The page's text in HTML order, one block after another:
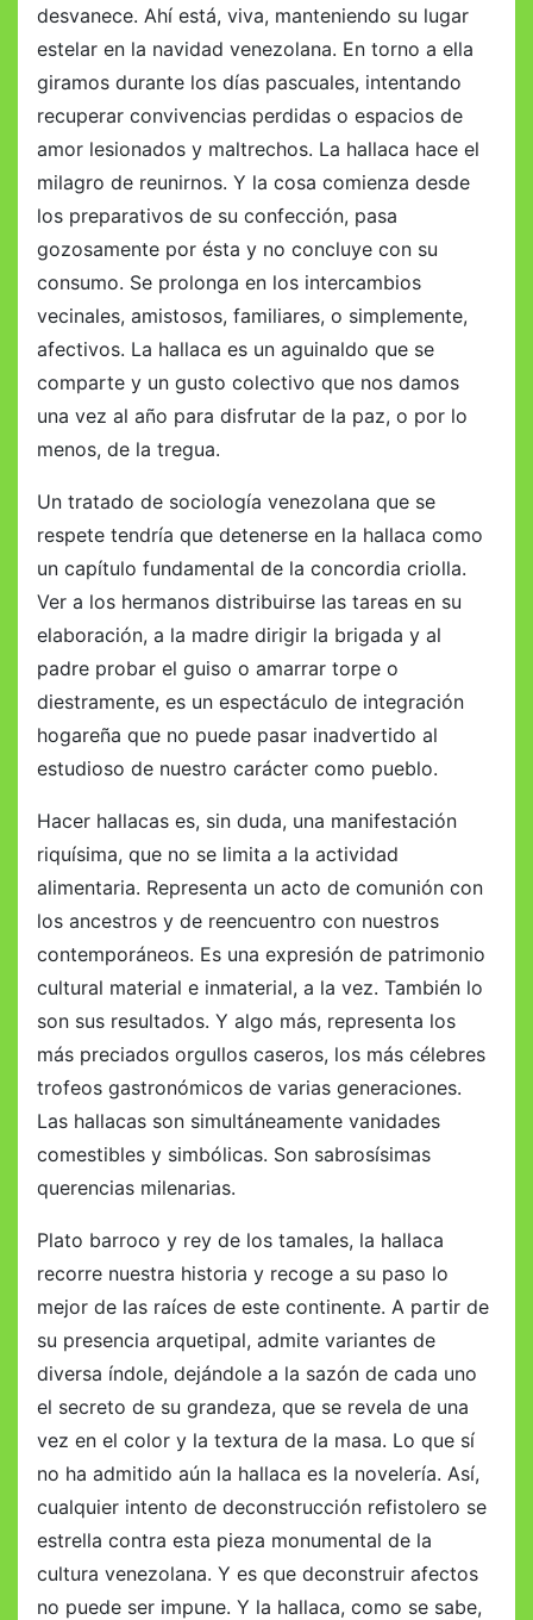
desvanece. Ahí está, viva, manteniendo su lugar
estelar en la navidad venezolana. En torno a ella
giramos durante los días pascuales, intentando
recuperar convivencias perdidas o espacios de
amor lesionados y maltrechos. La hallaca hace el
milagro de reunirnos. Y la cosa comienza desde
los preparativos de su confección, pasa
gozosamente por ésta y no concluye con su
consumo. Se prolonga en los intercambios
vecinales, amistosos, familiares, o simplemente,
afectivos. La hallaca es un aguinaldo que se
comparte y un gusto colectivo que nos damos
una vez al año para disfrutar de la paz, o por lo
menos, de la tregua.
Un tratado de sociología venezolana que se
respete tendría que detenerse en la hallaca como
un capítulo fundamental de la concordia criolla.
Ver a los hermanos distribuirse las tareas en su
elaboración, a la madre dirigir la brigada y al
padre probar el guiso o amarrar torpe o
diestramente, es un espectáculo de integración
hogareña que no puede pasar inadvertido al
estudioso de nuestro carácter como pueblo.
Hacer hallacas es, sin duda, una manifestación
riquísima, que no se limita a la actividad
alimentaria. Representa un acto de comunión con
los ancestros y de reencuentro con nuestros
contemporáneos. Es una expresión de patrimonio
cultural material e inmaterial, a la vez. También lo
son sus resultados. Y algo más, representa los
más preciados orgullos caseros, los más célebres
trofeos gastronómicos de varias generaciones.
Las hallacas son simultáneamente vanidades
comestibles y simbólicas. Son sabrosísimas
querencias milenarias.
Plato barroco y rey de los tamales, la hallaca
recorre nuestra historia y recoge a su paso lo
mejor de las raíces de este continente. A partir de
su presencia arquetipal, admite variantes de
diversa índole, dejándole a la sazón de cada uno
el secreto de su grandeza, que se revela de una
vez en el color y la textura de la masa. Lo que sí
no ha admitido aún la hallaca es la novelería. Así,
cualquier intento de deconstrucción refistolero se
estrella contra esta pieza monumental de la
cultura venezolana. Y es que deconstruir afectos
no puede ser impune. Y la hallaca, como se sabe,